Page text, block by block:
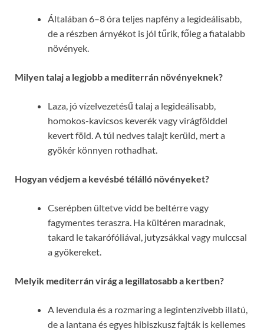
Általában 6–8 óra teljes napfény a legideálisabb,
de a részben árnyékot is jól tűrik, főleg a fiatalabb
növények.
Milyen talaj a legjobb a mediterrán növényeknek?
Laza, jó vízelvezetésű talaj a legideálisabb,
homokos-kavicsos keverék vagy virágfölddel
kevert föld. A túl nedves talajt kerüld, mert a
gyökér könnyen rothadhat.
Hogyan védjem a kevésbé télálló növényeket?
Cserépben ültetve vidd be beltérre vagy
fagymentes teraszra. Ha kültéren maradnak,
takard le takarófóliával, jutyzsákkal vagy mulccsal
a gyökereket.
Melyik mediterrán virág a legillatosabb a kertben?
A levendula és a rozmaring a legintenzívebb illatú,
de a lantana és egyes hibiszkusz fajták is kellemes